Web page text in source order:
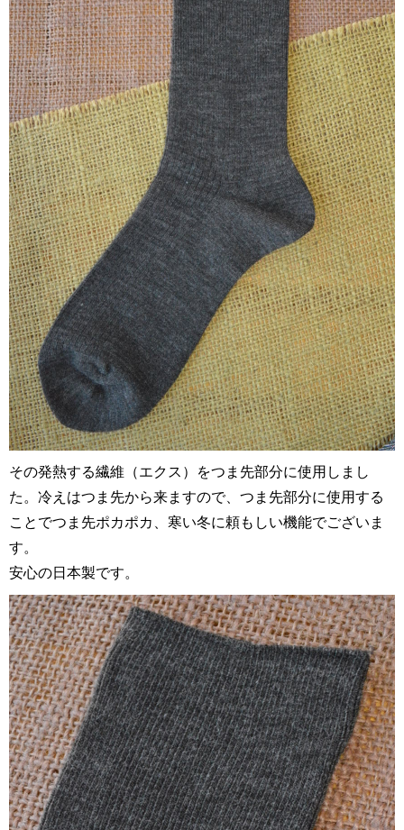
その発熱する繊維（エクス）をつま先部分に使用しまし
た。冷えはつま先から来ますので、つま先部分に使用する
ことでつま先ポカポカ、寒い冬に頼もしい機能でございま
す。
安心の日本製です。